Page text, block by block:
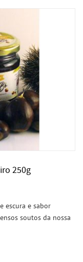
250g
escura e sabor
soutos da nossa